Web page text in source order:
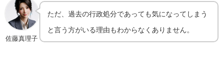
佐藤真理子
ただ、過去の行政処分であっても気になってしまう
と言う方がいる理由もわからなくありません。